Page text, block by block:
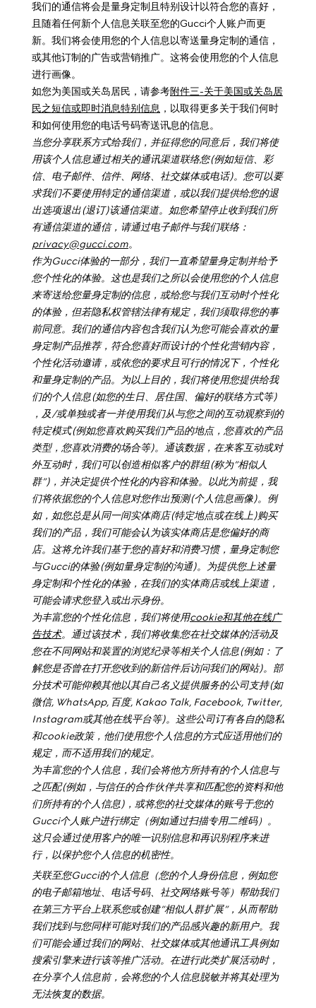
我们的通信将会是量身定制且特别设计以符合您的喜好，
且随着任何新个人信息关联至您的Gucci个人账户而更
新。我们将会使用您的个人信息以寄送量身定制的通信，
或其他订制的广告或营销推广。这将会使用您的个人信息
进行画像。
如您为美国或关岛居民，请参考附件三-关于美国或关岛居
民之短信或即时消息特别信息 ，以取得更多关于我们何时
和如何使用您的电话号码寄送讯息的信息。
当您分享联系方式给我们，并征得您的同意后，我们将使
用该个人信息通过相关的通讯渠道联络您(例如短信、彩
信、电子邮件、信件、网络、社交媒体或电话)。您可以要
求我们不要使用特定的通信渠道，或以我们提供给您的退
出选项退出(退订)该通信渠道。如您希望停止收到我们所
有通信渠道的通信，请通过电子邮件与我们联络：
privacy@gucci.com。
作为Gucci体验的一部分，我们一直希望量身定制并给予
您个性化的体验。这也是我们之所以会使用您的个人信息
来寄送给您量身定制的信息，或给您与我们互动时个性化
的体验，但若隐私权管辖法律有规定，我们须取得您的事
前同意。我们的通信内容包含我们认为您可能会喜欢的量
身定制产品推荐，符合您喜好而设计的个性化营销内容，
个性化活动邀请，或依您的要求且可行的情况下，个性化
和量身定制的产品。为以上目的，我们将使用您提供给我
们的个人信息(如您的生日、居住国、偏好的联络方式等)
，及/或单独或者一并使用我们从与您之间的互动观察到的
特定模式(例如您喜欢购买我们产品的地点，您喜欢的产品
类型，您喜欢消费的场合等)。通该数据，在来客互动或对
外互动时，我们可以创造相似客户的群组(称为”相似人
群”) ，并决定提供个性化的内容和体验。以此为前提，我
们将依据您的个人信息对您作出预测(个人信息画像)。例
如，如您总是从同一间实体商店(特定地点或在线上)购买
我们的产品，我们可能会认为该实体商店是您偏好的商
店。这将允许我们基于您的喜好和消费习惯，量身定制您
与Gucci的体验(例如量身定制的沟通)。为提供您上述量
身定制和个性化的体验，在我们的实体商店或线上渠道，
可能会请求您登入或出示身份。
为丰富您的个性化信息，我们将使用cookie和其他在线广
告技术。通过该技术，我们将收集您在社交媒体的活动及
您在不同网站和装置的浏览纪录等相关个人信息(例如：了
解您是否曾在打开您收到的新信件后访问我们的网站)。部
分技术可能仰赖其他以其自己名义提供服务的公司支持(如
微信, WhatsApp, 百度, Kakao Talk, Facebook, Twitter,
Instagram或其他在线平台等)。这些公司订有各自的隐私
和cookie政策， 他们使用您个人信息的方式应适用他们的
规定，而不适用我们的规定。
为丰富您的个人信息，我们会将他方所持有的个人信息与
之匹配(例如，与信任的合作伙伴共享和匹配您的资料和他
们所持有的个人信息) ， 或将您的社交媒体的账号于您的
Gucci个人账户进行绑定（例如通过扫描专用二维码） 。
这只会通过使用客户的唯一识别信息和再识别程序来进
行，以保护您个人信息的机密性。
关联至您Gucci的个人信息（您的个人身份信息 ，例如您
的电子邮箱地址、电话号码、社交网络账号等）帮助我们
在第三方平台上联系您或创建“相似人群扩展”，从而帮助
我们找到与您同样可能对我们的产品感兴趣的新用户。我
们可能会通过我们的网站、社交媒体或其他通讯工具例如
搜索引擎来进行该等推广活动。在进行此类扩展活动时，
在分享个人信息前，会将您的个人信息脱敏并将其处理为
无法恢复的数据。